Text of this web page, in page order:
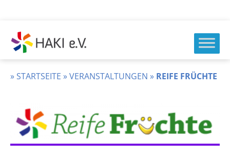
Inhalt
springen
HAKI
e.v.
»STARTSEITE »VERANSTALTUNGEN » REIFE FRÜCHTE